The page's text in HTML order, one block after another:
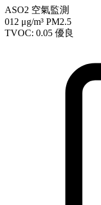
ASO2 空氣監測
012 μg/m³ PM2.5
TVOC: 0.05 優良